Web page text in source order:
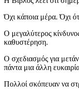
Όχι κάποια μέρα. Όχι
Ο μεγαλύτερος
καθυστέρηση.
Ο σχεδιασμός για
πάντα μια άλλη
Πολλοί σκόπευαν να